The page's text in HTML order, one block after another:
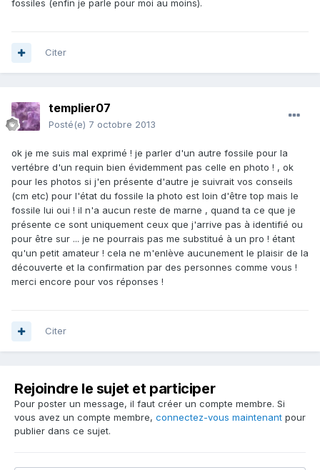
fossiles (enfin je parle pour moi au moins).
Citer
templier07
Posté(e) 7 octobre 2013
ok je me suis mal exprimé ! je parler d'un autre fossile pour la
vertébre d'un requin bien évidemment pas celle en photo ! , ok
pour les photos si j'en présente d'autre je suivrait vos conseils
(cm etc) pour l'état du fossile la photo est loin d'être top mais le
fossile lui oui ! il n'a aucun reste de marne , quand ta ce que je
présente ce sont uniquement ceux que j'arrive pas à identifié ou
pour être sur ... je ne pourrais pas me substitué à un pro ! étant
qu'un petit amateur ! cela ne m'enlève aucunement le plaisir de la
découverte et la confirmation par des personnes comme vous !
merci encore pour vos réponses !
Citer
Rejoindre le sujet et participer
Pour poster un message, il faut créer un compte membre. Si
vous avez un compte membre, connectez-vous maintenant pour
publier dans ce sujet.